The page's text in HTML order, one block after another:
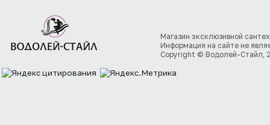
Магазин эксклюзивной
Информация на сайте не
Copyright © Водолей-Стайл,